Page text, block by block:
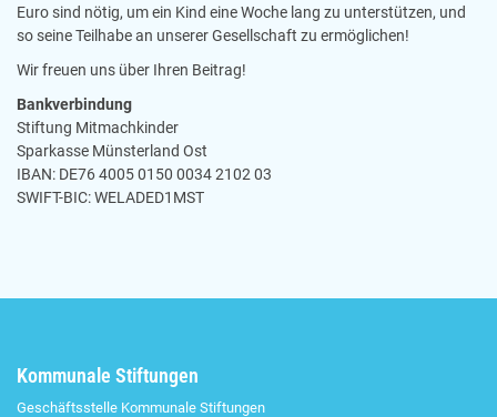
Euro sind nötig, um ein Kind eine Woche lang zu unterstützen, und
so seine Teilhabe an unserer Gesellschaft zu ermöglichen!
Wir freuen uns über Ihren Beitrag!
Bankverbindung
Stiftung Mitmachkinder
Sparkasse Münsterland Ost
IBAN: DE76 4005 0150 0034 2102 03
SWIFT-BIC: WELADED1MST
Kommunale Stiftungen
Geschäftsstelle Kommunale Stiftungen